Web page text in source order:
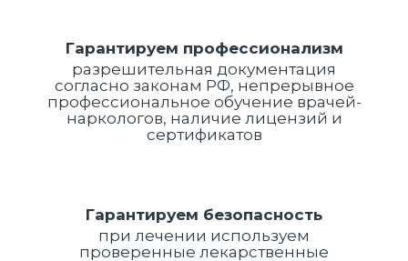
Гарантируем профессионализм
разрешительная документация
согласно законам РФ, непрерывное
профессиональное обучение врачей-
наркологов, наличие лицензий и
сертификатов
Гарантируем безопасность
при лечении используем
проверенные лекарственные